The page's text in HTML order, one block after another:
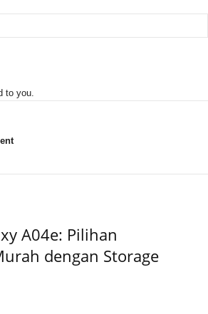
to you.
A04e: Pilihan
dengan Storage